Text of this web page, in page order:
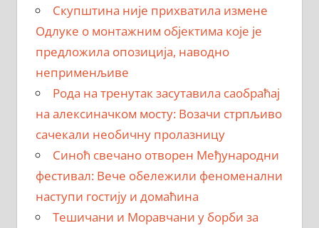
Скупштина није прихватила измене
Одлуке о монтажним објектима које је
предложила опозиција, наводно
неприменљиве
Рода на тренутак засутавила саобраћај
на алексиначком мосту: Возачи стрпљиво
сачекали необичну пролазницу
Синоћ свечано отворен Међународни
фестивал: Вече обележили феноменални
наступи гостију и домаћина
Тешичани и Моравчани у борби за